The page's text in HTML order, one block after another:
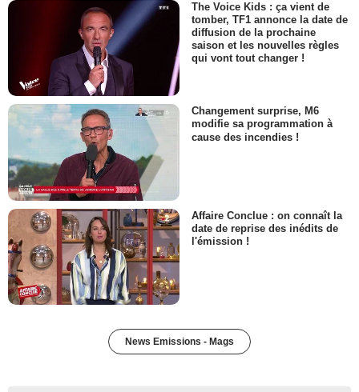
The Voice Kids : ça vient de
tomber, TF1 annonce la date de
diffusion de la prochaine
saison et les nouvelles règles
qui vont tout changer !
Changement surprise, M6
modifie sa programmation à
cause des incendies !
Affaire Conclue : on connaît la
date de reprise des inédits de
l'émission !
News Emissions - Mags